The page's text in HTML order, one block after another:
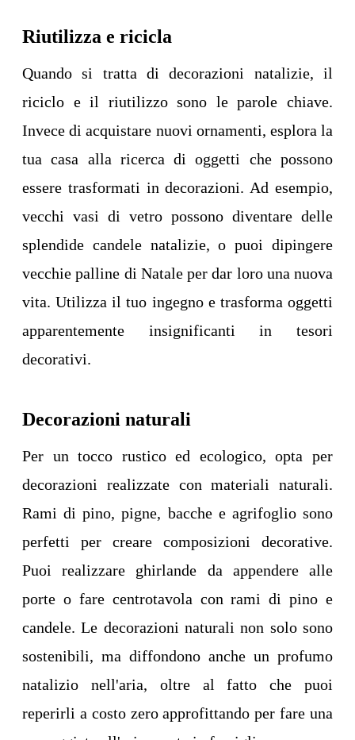
Riutilizza e ricicla
Quando si tratta di decorazioni natalizie, il
riciclo e il riutilizzo sono le parole chiave.
Invece di acquistare nuovi ornamenti, esplora la
tua casa alla ricerca di oggetti che possono
essere trasformati in decorazioni. Ad esempio,
vecchi vasi di vetro possono diventare delle
splendide candele natalizie, o puoi dipingere
vecchie palline di Natale per dar loro una nuova
vita. Utilizza il tuo ingegno e trasforma oggetti
apparentemente insignificanti in tesori
decorativi.
Decorazioni naturali
Per un tocco rustico ed ecologico, opta per
decorazioni realizzate con materiali naturali.
Rami di pino, pigne, bacche e agrifoglio sono
perfetti per creare composizioni decorative.
Puoi realizzare ghirlande da appendere alle
porte o fare centrotavola con rami di pino e
candele. Le decorazioni naturali non solo sono
sostenibili, ma diffondono anche un profumo
natalizio nell'aria, oltre al fatto che puoi
reperirli a costo zero approfittando per fare una